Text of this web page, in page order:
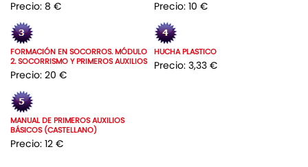
Precio: 8 € Precio: 10 €
FORMACIÓN EN SOCORROS. MÓDULO
2. SOCORRISMO Y PRIMEROS AUXILIOS
Precio: 20 €
HUCHA PLASTICO
Precio: 3,33 €
MANUAL DE PRIMEROS AUXILIOS
BÁSICOS (CASTELLANO)
Precio: 12 €